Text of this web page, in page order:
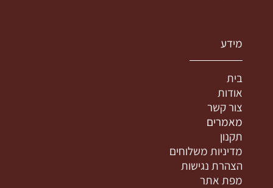
מידע
בית
אודות
צור קשר
מאמרים
תקנון
מדיניות משלוחים
הצהרת נגישות
מפת אתר